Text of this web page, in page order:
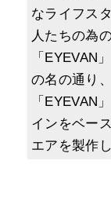
なライフス
人たちの為
「EYEVAN
の名の通り、
「EYEVAN
インをベー
エアを製作